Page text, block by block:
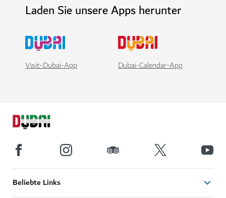
Laden Sie unsere Apps herunter
Visit-Dubai-App Dubai-Calendar-App
Beliebte Links